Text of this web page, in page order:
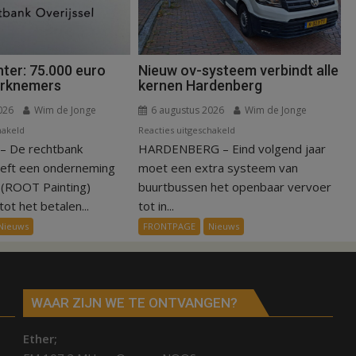
75.000 euro
Wim de Jonge
Kantonrechter:
75.000
euro
voor
ex-
werknemers
De rechtbank
een onderneming
Painting)
het betalen...
Nieuw ov-systeem verbindt alle
kernen Hardenberg
6 augustus 2026 Wim de Jonge
Reacties uitgeschakeld
Nieuw
ov-
systeem
alle
kernen
Hardenberg
HARDENBERG – Eind volgend jaar
moet een extra systeem van
buurtbussen het openbaar vervoer
tot in...
FRONTPAGE Nieuws
WAAR ZIJN WE TE ONTVANGEN?
Ether;